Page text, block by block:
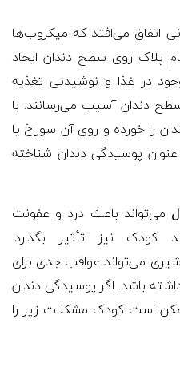
اتفاق می‌افتد که میکروب‌ها
پلاک روی سطح دندان ایجاد
در غذا و نوشیدنی تغذیه
دندان آسیب می‌رسانند. با
را خورده و روی آن سوراخ یا
پوسیدگی دندان شناخته
می‌تواند باعث درد و عفونت
نیز تأثیر بگذارد.
می‌تواند عواقب جدی برای
باشد. اگر پوسیدگی دندان
است کودک مشکلات زیر را